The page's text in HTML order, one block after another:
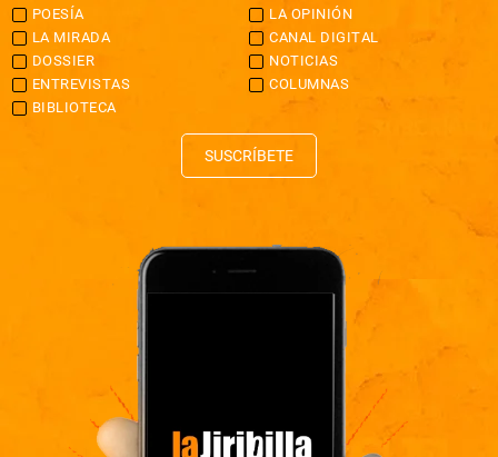
POESÍA
LA OPINIÓN
LA MIRADA
CANAL DIGITAL
DOSSIER
NOTICIAS
ENTREVISTAS
COLUMNAS
BIBLIOTECA
SUSCRÍBETE